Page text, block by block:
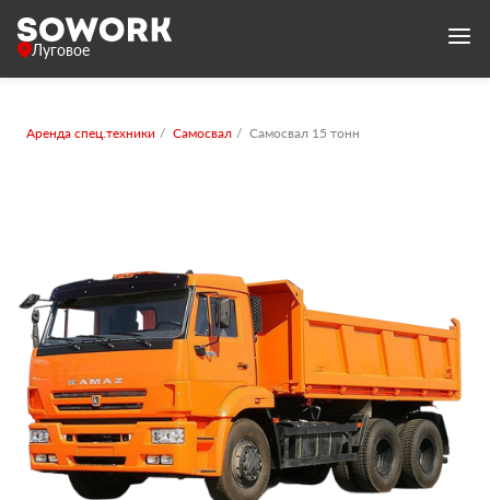
Луговое
Аренда спец.техники Самосвал Самосвал 15 тонн